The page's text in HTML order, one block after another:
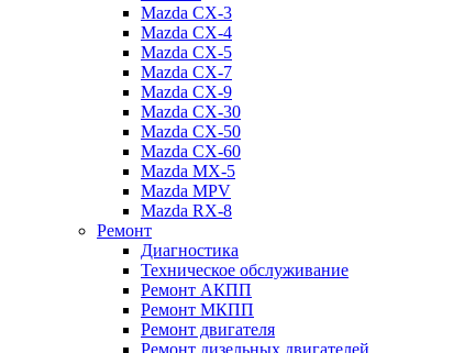
Mazda СХ-3
Mazda СХ-4
Mazda СХ-5
Mazda CX-7
Mazda CX-9
Mazda CX-30
Mazda СХ-50
Mazda СХ-60
Mazda MX-5
Mazda MPV
Mazda RX-8
Ремонт
Диагностика
Техническое обслуживание
Ремонт АКПП
Ремонт МКПП
Ремонт двигателя
Ремонт дизельных двигателей